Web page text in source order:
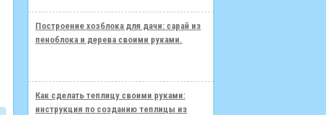
Построение хозблока для дачи: сарай из
пеноблока и дерева своими руками.
Как сделать теплицу своими руками:
инструкция по созданию теплицы из